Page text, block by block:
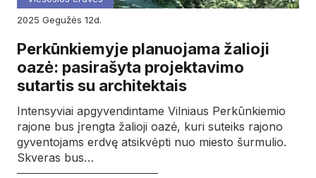
2025
gegužės 12d.
Perkūnkiemyje planuojama žalioji
oazė: pasirašyta projektavimo
sutartis su architektais
Intensyviai apgyvendintame Vilniaus Perkūnkiemio
rajone bus įrengta žalioji oazė, kuri suteiks rajono
gyventojams erdvę atsikvėpti nuo miesto šurmulio.
Skveras bus…